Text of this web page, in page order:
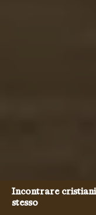
Incontrare cristiani
stesso